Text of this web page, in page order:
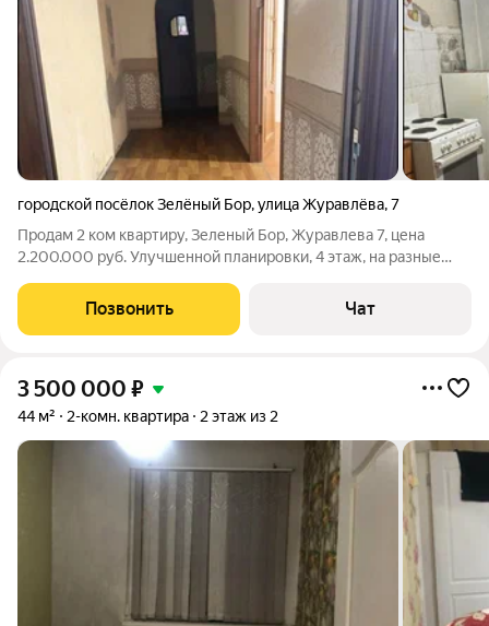
городской посёлок Зелёный Бор,улица Журавлёва,7
Продам 2 ком квартиру, Зеленый Бор, Журавлева 7, цена
2.200.000 руб. Улучшенной планировки, 4 этаж, на разные
Позвонить Чат
3 500 000 ₽
44 м² 2-комн. квартира 2 этаж из 2